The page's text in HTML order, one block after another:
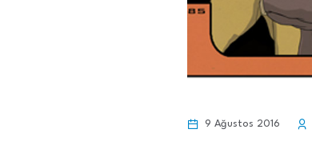
9 Ağustos 2016